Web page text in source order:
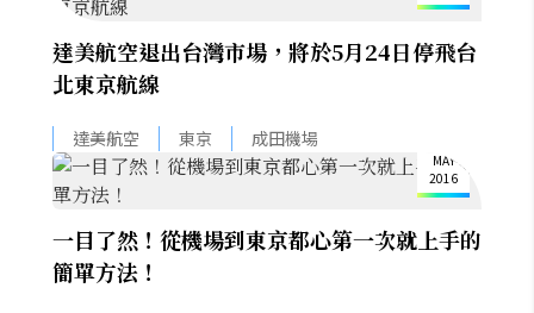
達美航空退出台灣市場，將於5月24日停飛台
北東京航線
達美航空 東京 成田機場
MAY
2016
一目了然！從機場到東京都心第一次就上手的
簡單方法！